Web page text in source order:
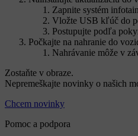
Zapnite systém
Vložte USB kľúč do
Postupujte podľa
Počkajte na nahranie do
Nahrávanie môže v